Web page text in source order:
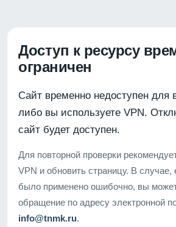
Доступ к ресурсу
ограничен
Сайт временно недоступен для
либо вы используете VPN.
сайт будет доступен.
Для повторной проверки
VPN и обновить страницу. В случае,
было применено ошибочно, вы
обращение по адресу электронной
info@tnmk.ru.